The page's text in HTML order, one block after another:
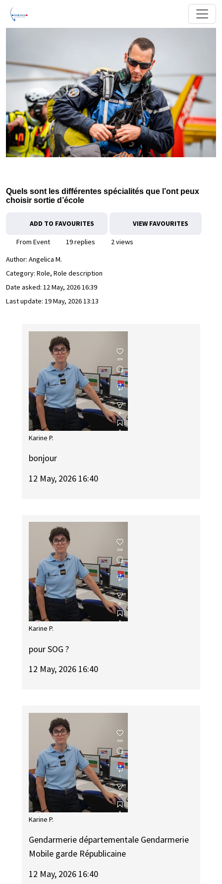
Quels sont les différentes spécialités que l’ont peux
choisir sortie d’école
ADD TO FAVOURITES VIEW FAVOURITES
From Event 19 replies
2 views
Author: Angelica M.
Category: Role, Role description
Date asked: 12 May, 2026 16:39
Last update: 19 May, 2026 13:13
Karine P.
bonjour
12 May, 2026 16:40
Karine P.
pour SOG ?
12 May, 2026 16:40
Karine P.
Gendarmerie départementale Gendarmerie
Mobile garde Républicaine
12 May, 2026 16:40